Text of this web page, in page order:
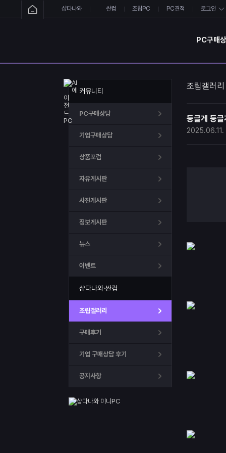
샵다나와 싼컴 조립PC PC견적 로그인
PC구매
커뮤니티
PC구매상담
기업구매상담
상품포럼
자유게시판
사진게시판
정보게시판
뉴스
이벤트
샵다나와·싼컴
조립갤러리
구매후기
기업 구매상담 후기
공지사항
조립갤러리
둥글게 둥
2025.06.11.